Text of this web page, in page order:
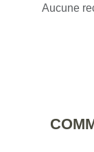
Aucune